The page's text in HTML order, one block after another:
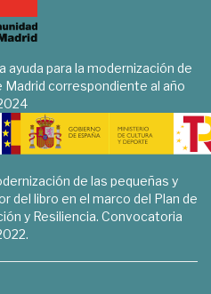
ayuda para la modernización de
Madrid correspondiente al año
de las pequeñas y
del libro en el marco del Plan de
y Resiliencia. Convocatoria